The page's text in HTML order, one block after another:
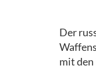
Der
mit den